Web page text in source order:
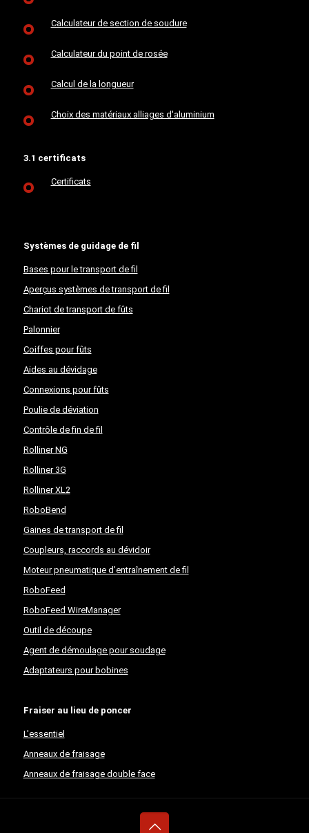
Calculateur de section de soudure
Calculateur du point de rosée
Calcul de la longueur
Choix des matériaux alliages d'aluminium
3.1 certificats
Certificats
Systèmes de guidage de fil
Bases pour le transport de fil
Aperçus systèmes de transport de fil
Chariot de transport de fûts
Palonnier
Coiffes pour fûts
Aides au dévidage
Connexions pour fûts
Poulie de déviation
Contrôle de fin de fil
Rolliner NG
Rolliner 3G
Rolliner XL2
RoboBend
Gaines de transport de fil
Coupleurs, raccords au dévidoir
Moteur pneumatique d’entraînement de fil
RoboFeed
RoboFeed WireManager
Outil de découpe
Agent de démoulage pour soudage
Adaptateurs pour bobines
Fraiser au lieu de poncer
L'essentiel
Anneaux de fraisage
Anneaux de fraisage double face